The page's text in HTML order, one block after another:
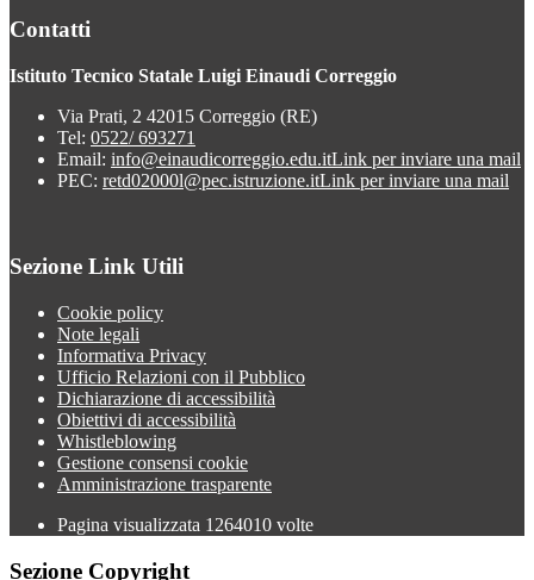
Contatti
Istituto Tecnico Statale Luigi Einaudi Correggio
Via Prati, 2 42015 Correggio (RE)
Tel: 0522/ 693271
Email: info@einaudicorreggio.edu.itLink per inviare una mail
PEC: retd02000l@pec.istruzione.itLink per inviare una mail
Sezione Link Utili
Cookie policy
Note legali
Informativa Privacy
Ufficio Relazioni con il Pubblico
Dichiarazione di accessibilità
Obiettivi di accessibilità
Whistleblowing
Gestione consensi cookie
Amministrazione trasparente
Pagina visualizzata 1264010 volte
Sezione Copyright